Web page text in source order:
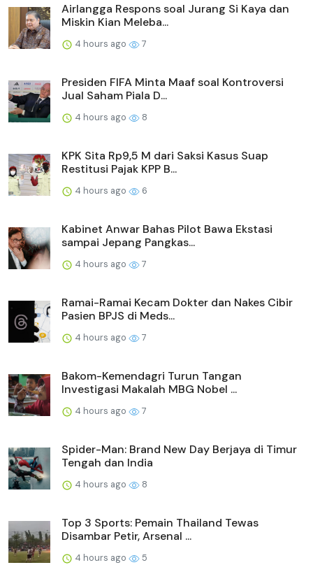
Airlangga Respons soal Jurang Si Kaya dan
Miskin Kian Meleba...
4 hours ago 7
Presiden FIFA Minta Maaf soal Kontroversi
Jual Saham Piala D...
4 hours ago 8
KPK Sita Rp9,5 M dari Saksi Kasus Suap
Restitusi Pajak KPP B...
4 hours ago 6
Kabinet Anwar Bahas Pilot Bawa Ekstasi
sampai Jepang Pangkas...
4 hours ago 7
Ramai-Ramai Kecam Dokter dan Nakes Cibir
Pasien BPJS di Meds...
4 hours ago 7
Bakom-Kemendagri Turun Tangan
Investigasi Makalah MBG Nobel ...
4 hours ago 7
Spider-Man: Brand New Day Berjaya di Timur
Tengah dan India
4 hours ago 8
Top 3 Sports: Pemain Thailand Tewas
Disambar Petir, Arsenal ...
4 hours ago 5